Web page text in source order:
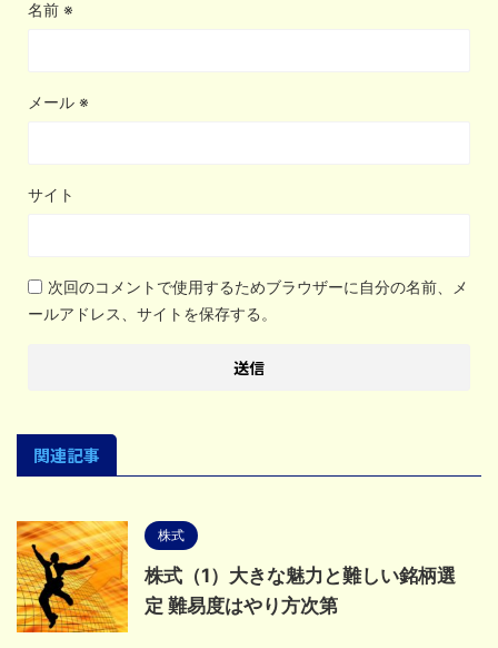
名前 ※
メール ※
サイト
次回のコメントで使用するためブラウザーに自分の名前、メ
ールアドレス、サイトを保存する。
関連記事
株式
株式（1）大きな魅力と難しい銘柄選
定 難易度はやり方次第